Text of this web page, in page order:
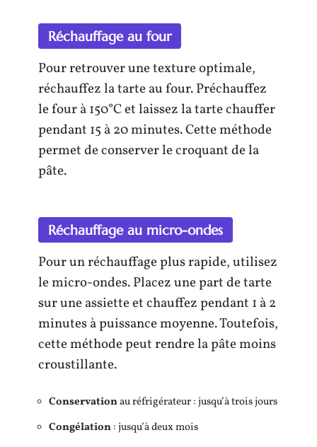
Réchauffage au four
Pour retrouver une texture optimale,
réchauffez la tarte au four. Préchauffez
le four à 150°C et laissez la tarte chauffer
pendant 15 à 20 minutes. Cette méthode
permet de conserver le croquant de la
pâte.
Réchauffage au micro-ondes
Pour un réchauffage plus rapide, utilisez
le micro-ondes. Placez une part de tarte
sur une assiette et chauffez pendant 1 à 2
minutes à puissance moyenne. Toutefois,
cette méthode peut rendre la pâte moins
croustillante.
Conservationau réfrigérateur : jusqu’à trois jours
Congélation: jusqu’à deux mois